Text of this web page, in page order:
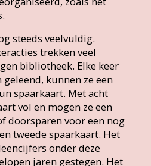
de stijgende
herstel kunnen zijn
disclaimer is de
wat betreft het
met de jonge lezers
om hun sticker op te